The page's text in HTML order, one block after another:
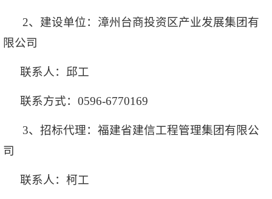
2、建设单位：漳州台商投资区产业发展集团有
限公司
联系人：邱工
联系方式：0596-6770169
3、招标代理：福建省建信工程管理集团有限公
司
联系人：柯工